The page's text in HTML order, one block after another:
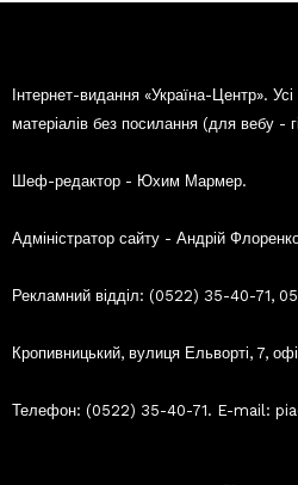
Інтернет-видання «Україна-Центр».
матеріалів без посилання (для вебу -
Шеф-редактор - Юхим Мармер.
Адміністратор сайту - Андрій
Рекламний відділ: (0522) 35-40-71,
Кропивницький, вулиця Ельворті, 7,
Телефон: (0522) 35-40-71. E-mail: